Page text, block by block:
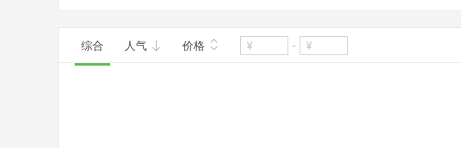
综合 人气 价格 -